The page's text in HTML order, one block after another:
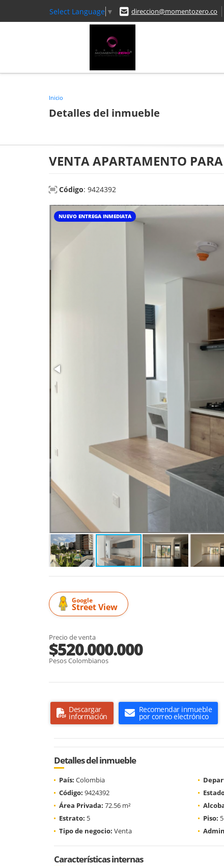
Select Language ▼ direccion@momentozero.co
Inicio
Detalles del inmueble
VENTA APARTAMENTO PARA
Código: 9424392
NUEVO ENTREGA INMEDIATA
Google
Street View
Precio de venta
$520.000.000
Pesos Colombianos
Descargar
información
Recomendar inmueble
por correo electrónico
Detalles del inmueble
País: Colombia
Código: 9424392
Área Privada: 72.56 m²
Estrato: 5 Piso: 5
Tipo de negocio: Venta
Características internas